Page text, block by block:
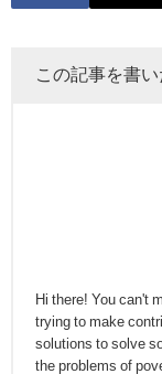
この記事を書い
Hi there! You can't
trying to make
solutions to solve
the problems of